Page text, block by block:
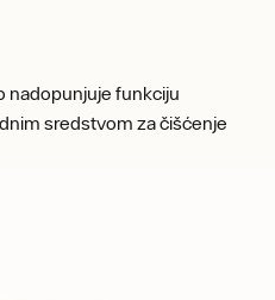
nadopunjuje funkciju
sredstvom za čišćenje